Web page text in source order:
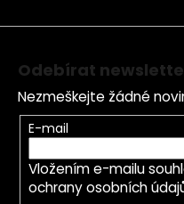
Odebírat
Nezmeškejte žádné
E-mail
Vložením e-mailu
ochrany osobních